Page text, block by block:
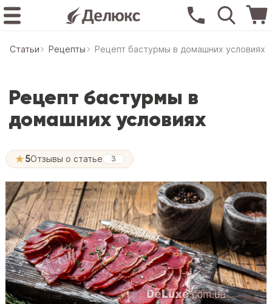
Статьи Рецепты Рецепт бастурмы в домашних условиях
Рецепт бастурмы в
домашних условиях
★5Отзывы о статье 3